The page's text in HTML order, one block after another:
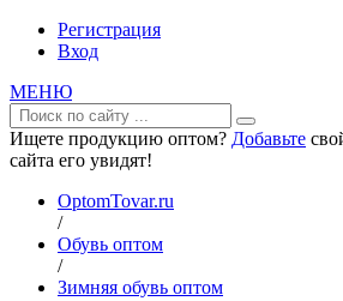
Регистрация
Вход
МЕНЮ
Ищете продукцию оптом? Добавьте
сайта его увидят!
OptomTovar.ru
/
Обувь оптом
/
Зимняя обувь оптом